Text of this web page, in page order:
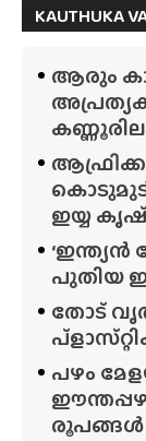
KAUTHUKA
ആരും
ഇയ്യ കൃഷ്
‘ഇന്ത്യൻ
പുതിയ
തോട്
പഴം
രൂപങ്ങൾ